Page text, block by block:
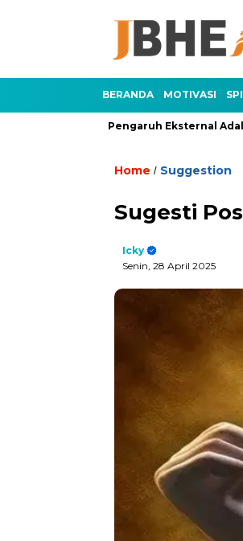
BERANDA MOTIVASI
Pengaruh Eksternal Adalah
Home / Suggestion
Sugesti
Icky
Senin, 28 April 2025